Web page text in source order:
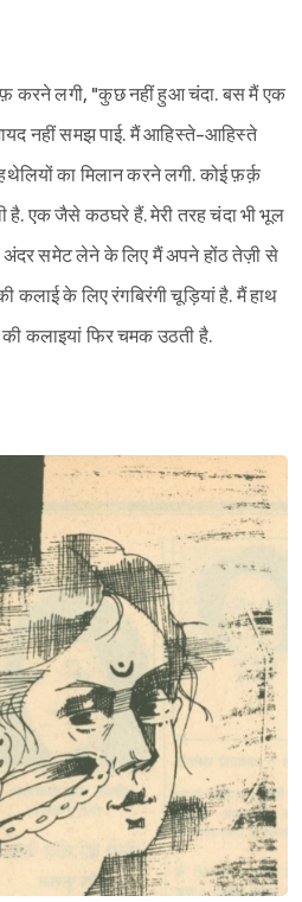
करने लगी, "कुछ नहीं हुआ चंदा. बस मैं एक
नहीं समझ पाई. मैं आहिस्ते-आहिस्ते
का मिलान करने लगी. कोई फ़र्क़
एक जैसे कठघरे हैं. मेरी तरह चंदा भी भूल
अंदर समेट लेने के लिए मैं अपने होंठ तेज़ी से
कलाई के लिए रंगबिरंगी चूड़ियां ‌है. मैं हाथ
की कलाइयां फिर चमक उठती है.